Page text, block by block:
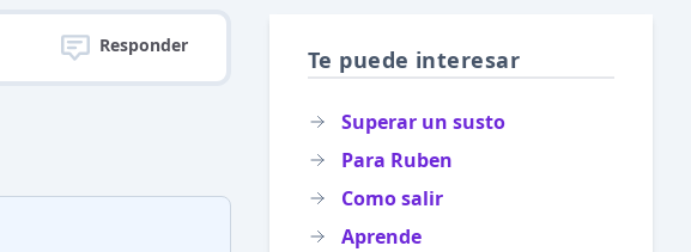
Responder
Te puede interesar
Superar un susto
Para Ruben
Como salir
Aprende